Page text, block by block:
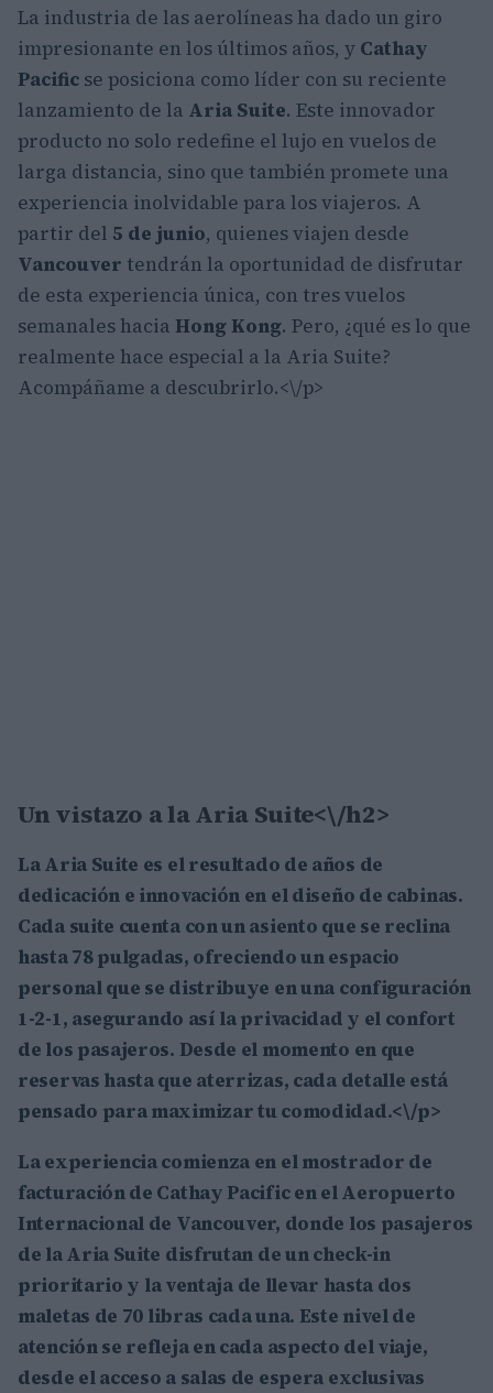
La industria de las aerolíneas ha dado un giro
impresionante en los últimos años, y Cathay
Pacific se posiciona como líder con su reciente
lanzamiento de la Aria Suite. Este innovador
producto no solo redefine el lujo en vuelos de
larga distancia, sino que también promete una
experiencia inolvidable para los viajeros. A
partir del 5 de junio, quienes viajen desde
Vancouver tendrán la oportunidad de disfrutar
de esta experiencia única, con tres vuelos
semanales hacia Hong Kong. Pero, ¿qué es lo que
realmente hace especial a la Aria Suite?
Acompáñame a descubrirlo.<\/p>
Un vistazo a la Aria Suite<\/h2>
La Aria Suite es el resultado de años de
dedicación e innovación en el diseño de cabinas.
Cada suite cuenta con un asiento que se reclina
hasta78 pulgadas, ofreciendo un espacio
personal que se distribuye en una configuración
1-2-1, asegurando así la privacidad y el confort
de los pasajeros. Desde el momento en que
reservas hasta que aterrizas, cada detalle está
pensado para maximizar tu comodidad.<\/p>
La experiencia comienza en el mostrador de
facturación de Cathay Pacific en elAeropuerto
Internacional de Vancouver, donde los pasajeros
de la Aria Suite disfrutan de uncheck-in
prioritario y la ventaja de llevar hasta dos
maletas de 70 libras cada una. Este nivel de
atención se refleja en cada aspecto del viaje,
desde el acceso a salas de espera exclusivas